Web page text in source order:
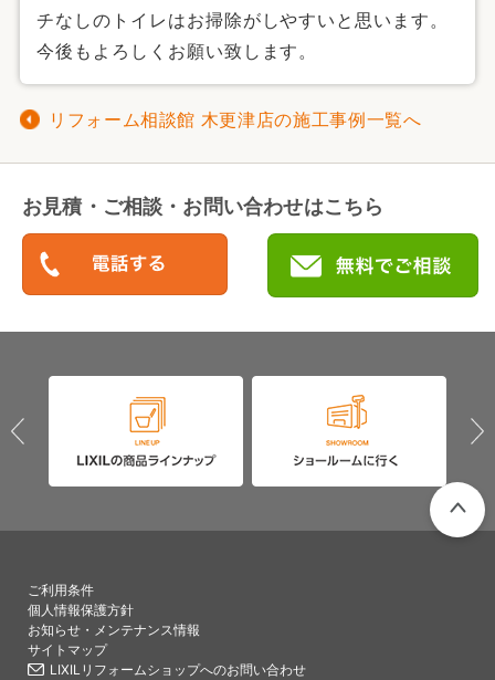
チなしのトイレはお掃除がしやすいと思います。
今後もよろしくお願い致します。
リフォーム相談館 木更津店の施工事例一覧へ
お見積・ご相談・お問い合わせはこちら
ご利用条件
個人情報保護方針
お知らせ・メンテナンス情報
サイトマップ
LIXILリフォームショップへのお問い合わせ